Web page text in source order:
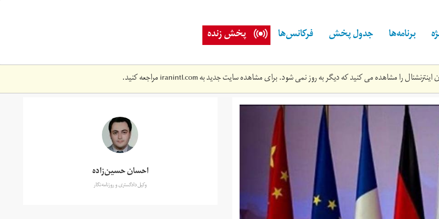
برنامه‌ها جدول پخش فرکانس‌ها پخش زنده
را مشاهده می کنید که دیگر به روز نمی شود. برای مشاهده سایت جدید بهiranintl.comمراجعه کنید.
احسان حسین‌زاده
وکیل دادگستری و روزنامه‌نگار